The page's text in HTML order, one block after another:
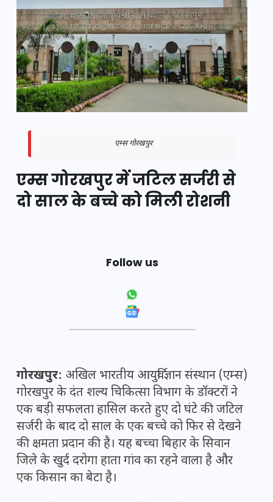
एम्स गोरखपुर
एम्स गोरखपुर में जटिल सर्जरी से
दो साल के बच्चे को मिली रोशनी
Follow us
गोरखपुर: अखिल भारतीय आयुर्विज्ञान संस्थान (एम्स)
गोरखपुर के दंत शल्य चिकित्सा विभाग के डॉक्टरों ने
एक बड़ी सफलता हासिल करते हुए दो घंटे की जटिल
सर्जरी के बाद दो साल के एक बच्चे को फिर से देखने
की क्षमता प्रदान की है। यह बच्चा बिहार के सिवान
जिले के खुर्द दरोगा हाता गांव का रहने वाला है और
एक किसान का बेटा है।